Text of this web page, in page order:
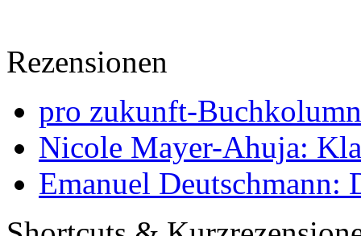
Rezensionen
pro zukunft-
Nicole Mayer-Ahuja:
Emanuel Deutschmann: